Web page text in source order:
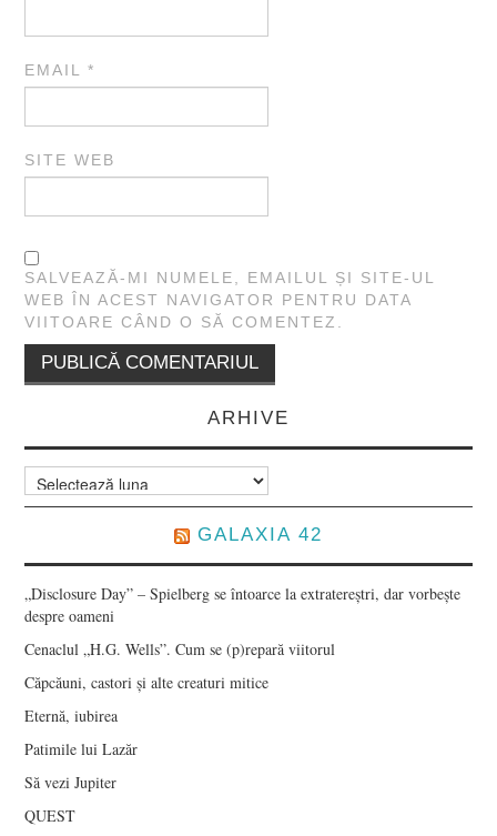
EMAIL*
SITE WEB
SALVEAZĂ-MI NUMELE, EMAILUL ȘI SITE-UL
WEB ÎN ACEST NAVIGATOR PENTRU DATA
VIITOARE CÂND O SĂ COMENTEZ.
ARHIVE
Arhive
GALAXIA 42
„Disclosure Day” – Spielberg se întoarce la extratereștri, dar vorbește
despre oameni
Cenaclul „H.G. Wells”. Cum se (p)repară viitorul
Căpcăuni, castori și alte creaturi mitice
Eternă, iubirea
Patimile lui Lazăr
Să vezi Jupiter
QUEST